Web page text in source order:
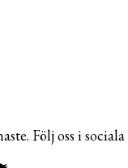
Följ oss i